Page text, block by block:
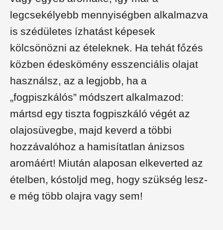
legcsekélyebb mennyiségben alkalmazva
is szédületes ízhatást képesek
kölcsönözni az ételeknek. Ha tehát főzés
közben édeskömény esszenciális olajat
használsz, az a legjobb, ha a
„fogpiszkálós” módszert alkalmazod:
mártsd egy tiszta fogpiszkáló végét az
olajosüvegbe, majd keverd a többi
hozzávalóhoz a hamisítatlan ánizsos
aromáért! Miután alaposan elkeverted az
ételben, kóstoljd meg, hogy szükség lesz-
e még több olajra vagy sem!